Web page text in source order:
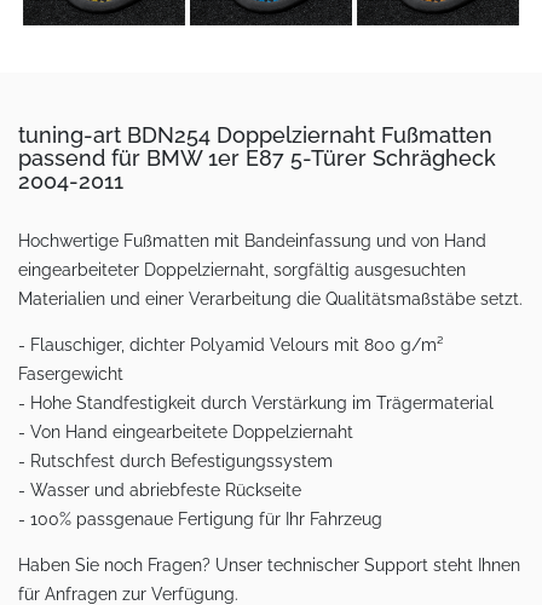
tuning-art BDN254 Doppelziernaht Fußmatten
passend für BMW 1er E87 5-Türer Schrägheck
2004-2011
Hochwertige Fußmatten mit Bandeinfassung und von Hand
eingearbeiteter Doppelziernaht, sorgfältig ausgesuchten
Materialien und einer Verarbeitung die Qualitätsmaßstäbe setzt.
- Flauschiger, dichter Polyamid Velours mit 800 g/m²
Fasergewicht
- Hohe Standfestigkeit durch Verstärkung im Trägermaterial
- Von Hand eingearbeitete Doppelziernaht
- Rutschfest durch Befestigungssystem
- Wasser und abriebfeste Rückseite
- 100% passgenaue Fertigung für Ihr Fahrzeug
Haben Sie noch Fragen? Unser technischer Support steht Ihnen
für Anfragen zur Verfügung.